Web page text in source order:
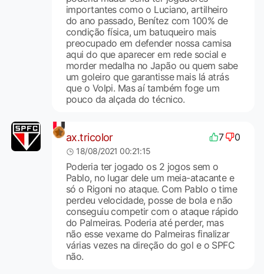
importantes como o Luciano, artilheiro
do ano passado, Benítez com 100% de
condição física, um batuqueiro mais
preocupado em defender nossa camisa
aqui do que aparecer em rede social e
morder medalha no Japão ou quem sabe
um goleiro que garantisse mais lá atrás
que o Volpi. Mas aí também foge um
pouco da alçada do técnico.
ax.tricolor 7 0
18/08/2021 00:21:15
Poderia ter jogado os 2 jogos sem o
Pablo, no lugar dele um meia-atacante e
só o Rigoni no ataque. Com Pablo o time
perdeu velocidade, posse de bola e não
conseguiu competir com o ataque rápido
do Palmeiras. Poderia até perder, mas
não esse vexame do Palmeiras finalizar
várias vezes na direção do gol e o SPFC
não.